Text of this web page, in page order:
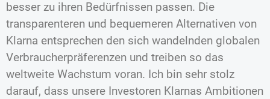
besser zu ihren Bedürfnissen passen. Die
transparenteren und bequemeren Alternativen von
Klarna entsprechen den sich wandelnden globalen
Verbraucherpräferenzen und treiben so das
weltweite Wachstum voran. Ich bin sehr stolz
darauf, dass unsere Investoren Klarnas Ambitionen